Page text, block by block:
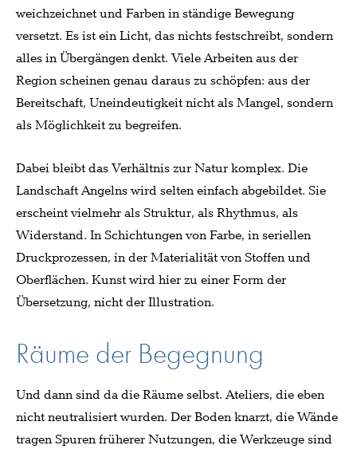
weichzeichnet und Farben in ständige Bewegung
versetzt. Es ist ein Licht, das nichts festschreibt, sondern
alles in Übergängen denkt. Viele Arbeiten aus der
Region scheinen genau daraus zu schöpfen: aus der
Bereitschaft, Uneindeutigkeit nicht als Mangel, sondern
als Möglichkeit zu begreifen.
Dabei bleibt das Verhältnis zur Natur komplex. Die
Landschaft Angelns wird selten einfach abgebildet. Sie
erscheint vielmehr als Struktur, als Rhythmus, als
Widerstand. In Schichtungen von Farbe, in seriellen
Druckprozessen, in der Materialität von Stoffen und
Oberflächen. Kunst wird hier zu einer Form der
Übersetzung, nicht der Illustration.
Räume der Begegnung
Und dann sind da die Räume selbst. Ateliers, die eben
nicht neutralisiert wurden. Der Boden knarzt, die Wände
tragen Spuren früherer Nutzungen, die Werkzeuge sind